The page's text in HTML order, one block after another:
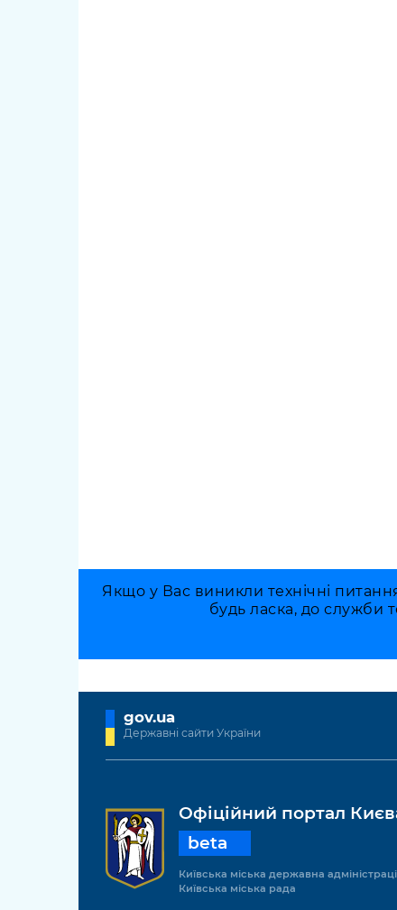
Якщо у Вас виникли технічні
будь ласка, до служби
gov.ua
Державні сайти України
Офіційний портал
beta
Київська міська державна
Київська міська рада